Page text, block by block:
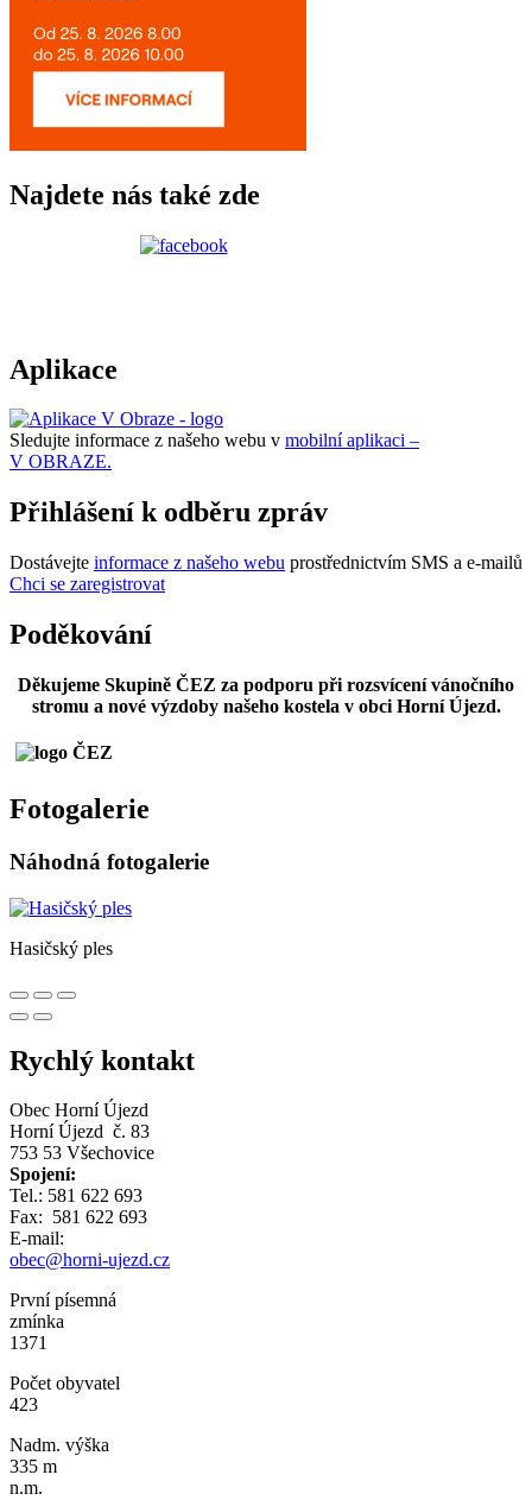
Najdete nás také zde
Aplikace
Sledujte informace z našeho webu v mobilní aplikaci –
V OBRAZE.
Přihlášení k odběru zpráv
Dostávejte informace z našeho webu prostřednictvím SMS a e-mailů
Chci se zaregistrovat
Poděkování
Děkujeme Skupině ČEZ za podporu při rozsvícení vánočního
stromu a nové výzdoby našeho kostela v obci Horní Újezd.
Fotogalerie
Náhodná fotogalerie
Hasičský ples
Rychlý kontakt
Obec Horní Újezd
Horní Újezd č. 83
753 53 Všechovice
Spojení:
Tel.: 581 622 693
Fax: 581 622 693
E-mail:
obec@horni-ujezd.cz
První písemná
zmínka
1371
Počet obyvatel
423
Nadm. výška
335 m
n.m.